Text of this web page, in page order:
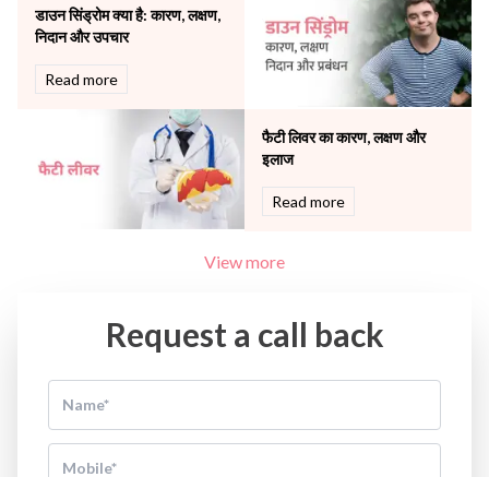
Water Birthing
Women Wellness
डाउन सिंड्रोम क्या है: कारण, लक्षण,
निदान और उपचार
Read more
फैटी लिवर का कारण, लक्षण और
इलाज
Read more
View more
Request a call back